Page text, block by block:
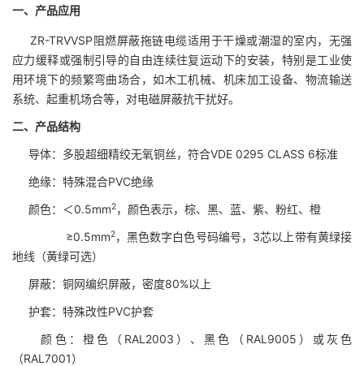
一、产品应用
ZR-TRVVSP阻燃屏蔽拖链电缆适用于干燥或潮湿的室内，无强
应力缓释或强制引导的自由连续往复运动下的安装，特别是工业使
用环境下的频繁弯曲场合，如木工机械、机床加工设备、物流输送
系统、起重机场合等，对电磁屏蔽抗干扰好。
二、产品结构
导体：多股超细精绞无氧铜丝，符合VDE 0295 CLASS 6标准
绝缘：特殊混合PVC绝缘
颜色：＜0.5mm2，颜色表示，棕、黑、蓝、紫、粉红、橙
≥0.5mm2，黑色数字白色号码编号，3芯以上带有黄绿接
地线（黄绿可选）
屏蔽：铜网编织屏蔽，密度80%以上
护套：特殊改性PVC护套
颜色：橙色（RAL2003）、黑色（RAL9005）或灰色
（RAL7001）